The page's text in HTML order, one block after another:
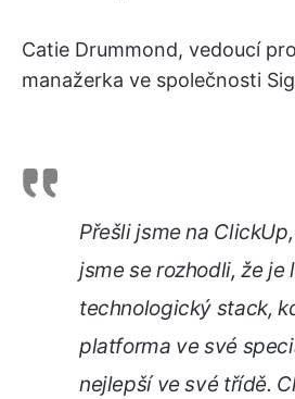
Catie Drummond, vedoucí
manažerka ve společnosti
Přešli jsme na
jsme se rozhodli, že je
technologický stack,
platforma ve své
nejlepší ve své třídě.